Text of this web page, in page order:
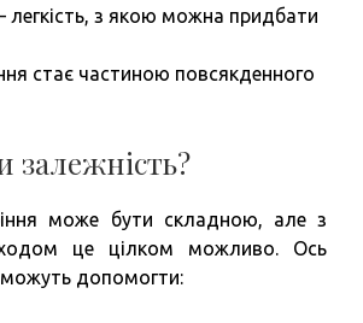
легкість, з якою можна придбати
стає частиною повсякденного
залежність?
може бути складною, але з
це цілком можливо. Ось
можуть допомогти: